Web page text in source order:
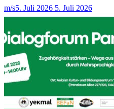
m/s5. Juli 2026 5. Juli 2026